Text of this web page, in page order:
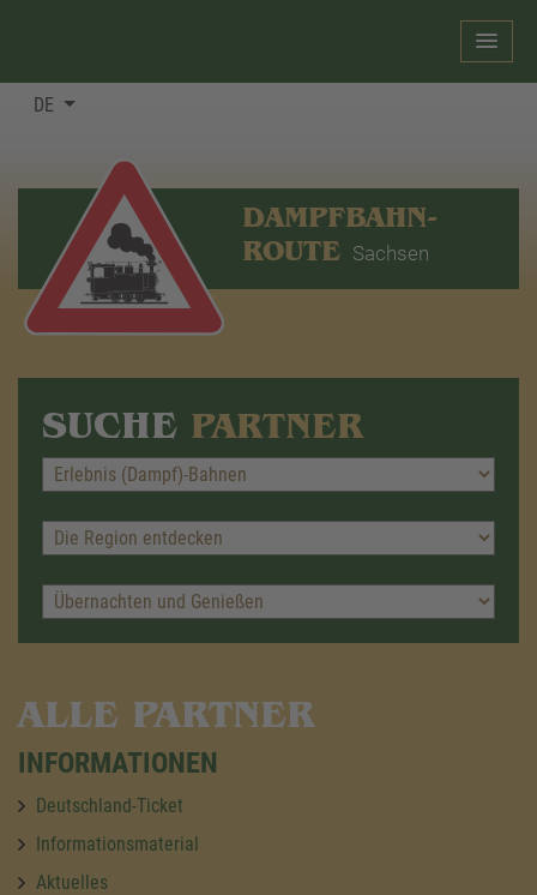
DE
DAMPFBAHN-
ROUTE Sachsen
SUCHE PARTNER
ALLE PARTNER
INFORMATIONEN
Deutschland-Ticket
Informationsmaterial
Aktuelles